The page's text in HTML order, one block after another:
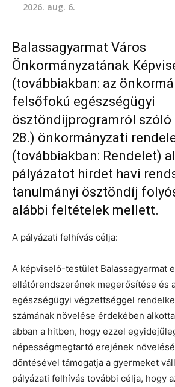
2026. aug. 6.
Balassagyarmat Város
Önkormányzatának
(továbbiakban: az
felsőfokú egészségügyi
ösztöndíjprogramról szóló
28.) önkormányzati
(továbbiakban: Rendelet)
pályázatot hirdet havi
tanulmányi ösztöndíj
alábbi feltételek mellett.
A pályázati felhívás célja:
A képviselő-testület Balassagyarmat
ellátórendszerének megerősítése és
egészségügyi végzettséggel
számának növelése érdekében
abban a hitben, hogy ezzel
népességmegtartó erejének
döntésével támogatja a gyermeket
pályázati felhívás további célja, hogy